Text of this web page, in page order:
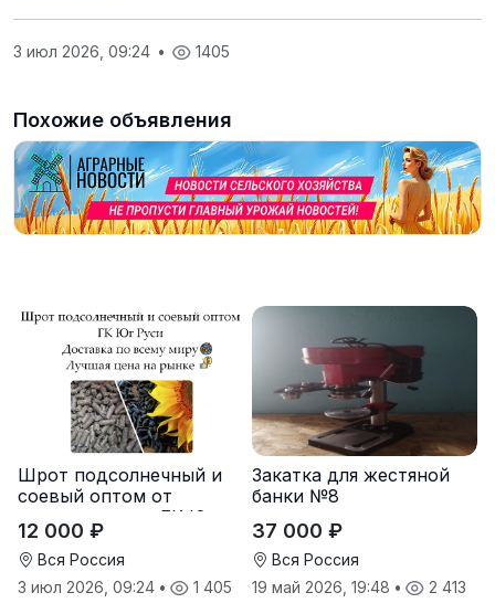
3 июл 2026, 09:24 • 1405
Похожие объявления
Шрот подсолнечный и
соевый оптом от
производителя ГК Юг
Руси
12 000 ₽
Вся Россия
3 июл 2026, 09:24 • 1 405
Закатка для жестяной
банки №8
37 000 ₽
Вся Россия
19 май 2026, 19:48 • 2 413